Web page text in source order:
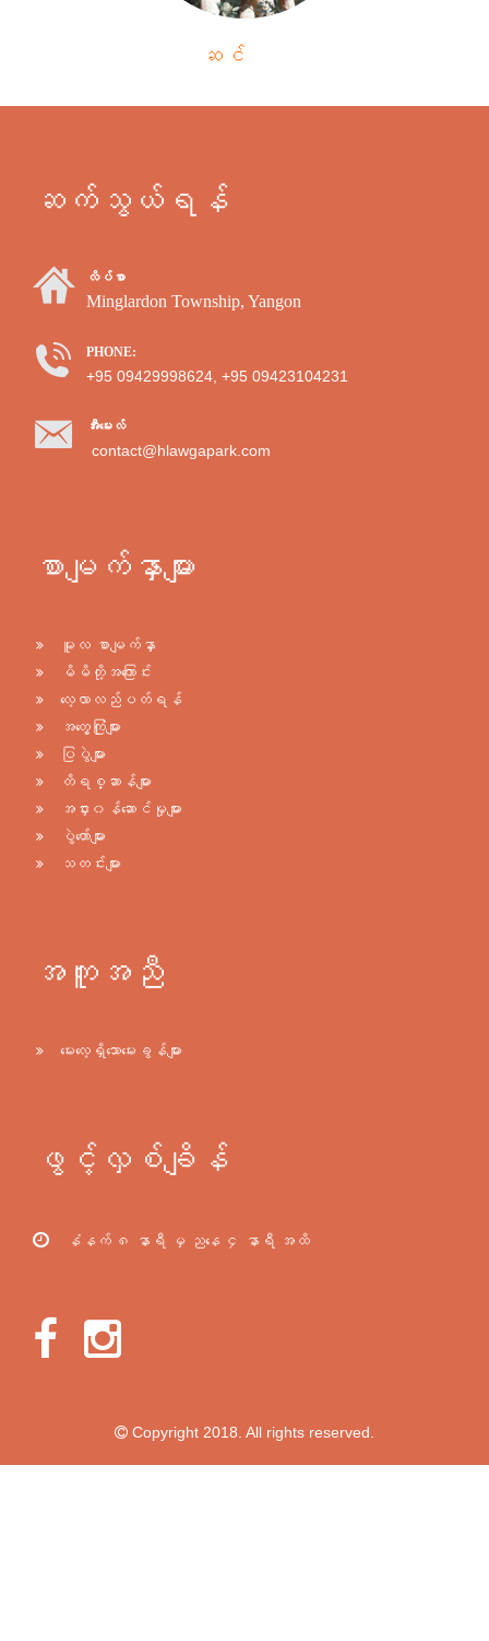
ဆင်
ဆက်သွယ်ရန်
လိပ်စာ
Minglardon Township, Yangon
PHONE:
+95 09429998624, +95 09423104231
အီးမေးလ်
contact@hlawgapark.com
စာမျက်နှာများ
မူလ စာမျက်နှာ
မိမိတို့အကြောင်း
လေ့လာလည်ပတ်ရန်
အတွေ့ကြုံများ
ပြပွဲများ
တိရစ္ဆာန်များ
အငှား၀န်ဆောင်မှုများ
ပွဲတော်များ
သတင်းများ
အကူအညီ
မေးလေ့ရှိသောမေးခွန်များ
ဖွင့်လှစ်ချိန်
နံနက် ၈ နာရီ မှ ညနေ ၄ နာရီ အထိ
Copyright 2018. All rights reserved.